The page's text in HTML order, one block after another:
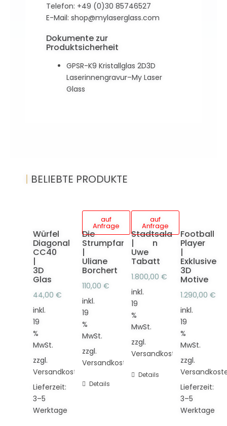
Telefon: +49 (0)30 85746527
E-Mail: shop@mylaserglass.com
Dokumente zur
Produktsicherheit
GPSR-K9 Kristallglas 2D3D
Laserinnengravur–My Laser
Glass
| BELIEBTE PRODUKTE
Würfel
Diagonal
CC40
|
3D
Glas
44,00 €
inkl.
19
%
MwSt.
zzgl.
Versandkosten
Lieferzeit:
3–5
Werktage
auf
Anfrage
Die
Strumpfanzieherin
|
Uliane
Borchert
110,00 €
inkl.
19
%
MwSt.
zzgl.
Versandkosten
Details
auf
Anfrage
Stadtsalat
|
Uwe
Tabatt
1.800,00 €
inkl.
19
%
MwSt.
zzgl.
Versandkosten
Details
Football
Player
|
Exklusive
3D
Motive
1.290,00 €
inkl.
19
%
MwSt.
zzgl.
Lieferzeit:
3–5
Werktage